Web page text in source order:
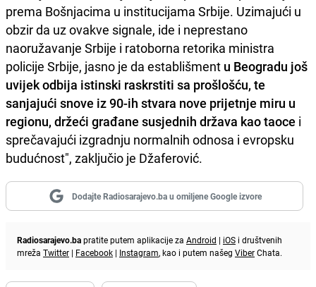
prema Bošnjacima u institucijama Srbije. Uzimajući u
obzir da uz ovakve signale, ide i neprestano
naoružavanje Srbije i ratoborna retorika ministra
policije Srbije, jasno je da establišment u Beogradu još
uvijek odbija istinski raskrstiti sa prošlošću, te
sanjajući snove iz 90-ih stvara nove prijetnje miru u
regionu, držeći građane susjednih država kao taoce i
sprečavajući izgradnju normalnih odnosa i evropsku
budućnost", zaključio je Džaferović.
Dodajte Radiosarajevo.ba u omiljene Google izvore
Radiosarajevo.bapratite putem aplikacije za Android | iOS i društvenih
mreža Twitter | Facebook | Instagram, kao i putem našeg ViberChata.